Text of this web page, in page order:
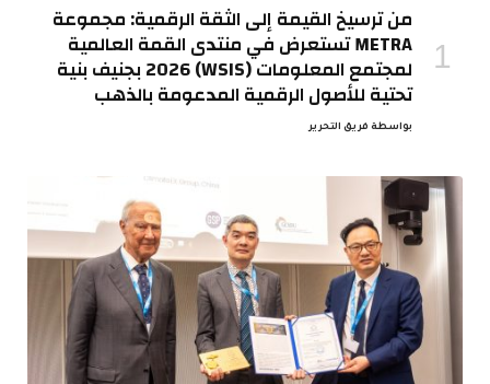
من ترسيخ القيمة إلى الثقة الرقمية: مجموعة
METRA تستعرض في منتدى القمة العالمية
لمجتمع المعلومات (WSIS) 2026 بجنيف بنية
تحتية للأصول الرقمية المدعومة بالذهب
بواسطة فريق التحرير